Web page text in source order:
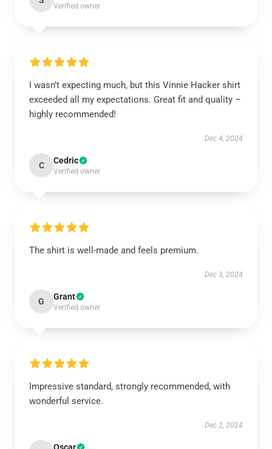
Verified owner
I wasn’t expecting much, but this Vinnie Hacker shirt
exceeded all my expectations. Great fit and quality –
highly recommended!
Dec 4, 2024
C Cedric
Verified owner
The shirt is well-made and feels premium.
Dec 3, 2024
G Grant
Verified owner
Impressive standard, strongly recommended, with
wonderful service.
Dec 2, 2024